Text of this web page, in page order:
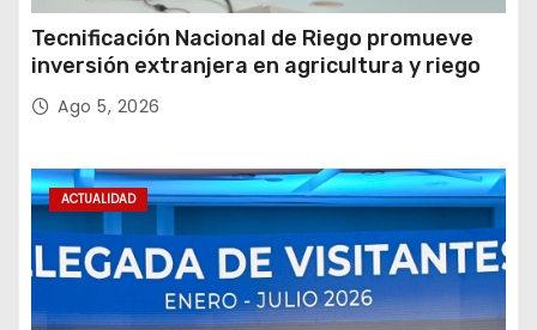
Tecnificación Nacional de Riego promueve
inversión extranjera en agricultura y riego
Ago 5, 2026
ACTUALIDAD